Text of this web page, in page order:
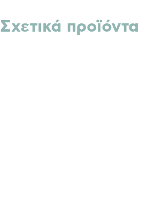
Σχετικά προϊόντα